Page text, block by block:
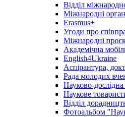
Відділ
Міжнародні
Erasmus+
Угоди про
Міжнародні
Академічна
English4Ukraine
Аспірантура,
Рада молодих
Науково-
Наукове
Відділ
Фотоальбом